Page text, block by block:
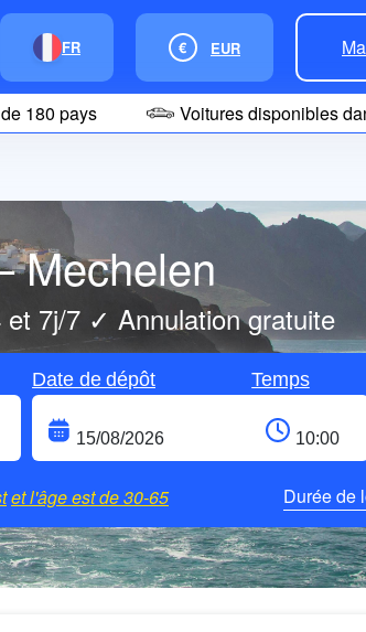
FR € EUR
180 pays Voitures disponibles
Mechelen
7j/7 ✓ Annulation gratuite
Date de dépôt
Temps
et l'âge est de30-65 Durée de